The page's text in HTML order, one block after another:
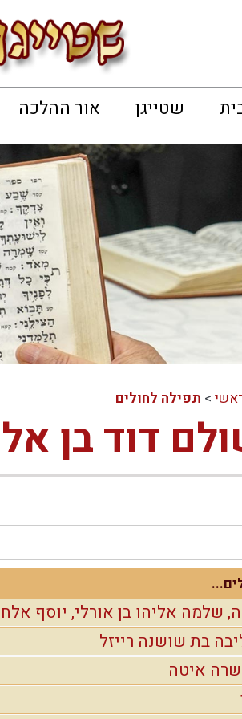
שטייגן אור ההלכה
> תפילה לחולים
דוד בן
שלמה אליהו בן אורלי, יוסף
בת שושנה רייזל
שרה איטה